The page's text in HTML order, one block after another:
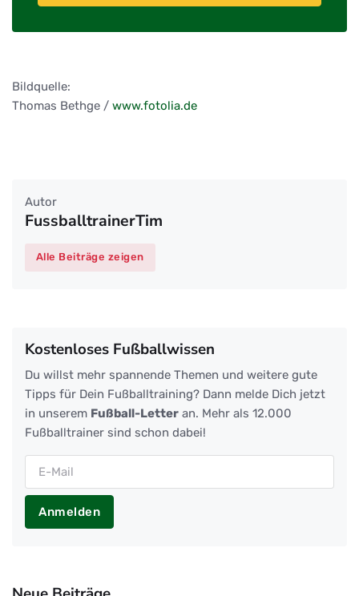
Bildquelle:
Thomas Bethge / www.fotolia.de
Autor
FussballtrainerTim
Alle Beiträge zeigen
Kostenloses Fußballwissen
Du willst mehr spannende Themen und weitere gute
Tipps für Dein Fußballtraining? Dann melde Dich jetzt
in unserem Fußball-Letter an. Mehr als 12.000
Fußballtrainer sind schon dabei!
Anmelden